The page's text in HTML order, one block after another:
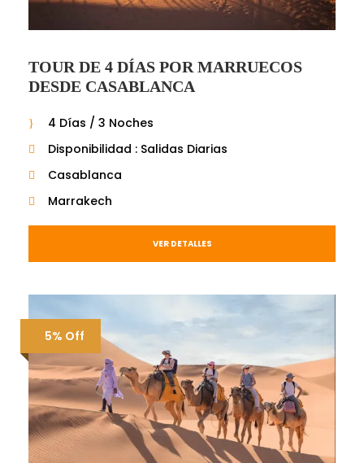
TOUR DE 4 DÍAS POR MARRUECOS
DESDE CASABLANCA
4 Días / 3 Noches
Disponibilidad : Salidas Diarias
Casablanca
Marrakech
VER DETALLES
5% Off